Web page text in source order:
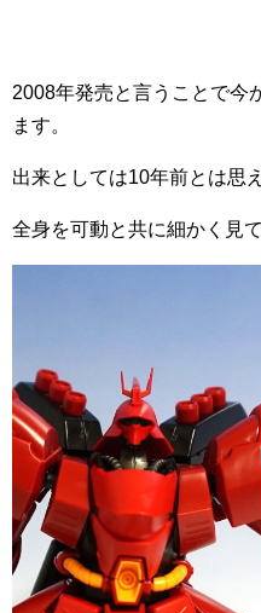
2008年発売と言うことで今
ます。
出来としては10年前とは思
全身を可動と共に細かく見